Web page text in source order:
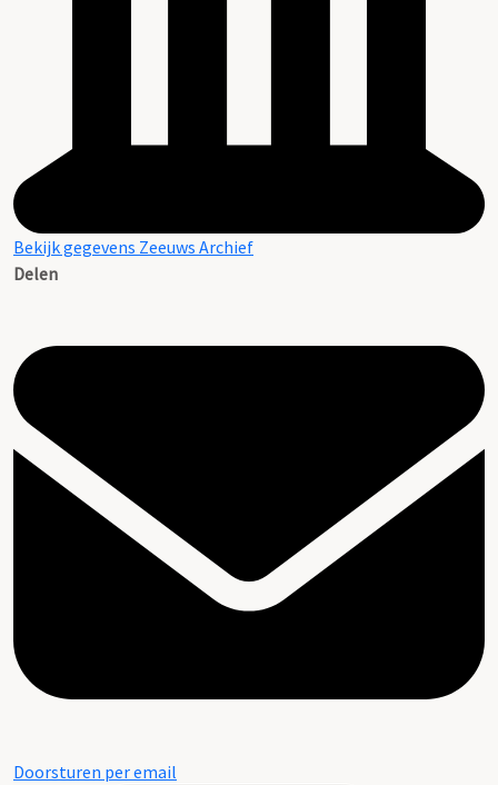
Bekijk gegevens Zeeuws Archief
Delen
Doorsturen per email